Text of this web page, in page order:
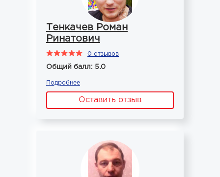
Тенкачев Роман
Ринатович
0 отзывов
Общий балл: 5.0
Подробнее
Оставить отзыв